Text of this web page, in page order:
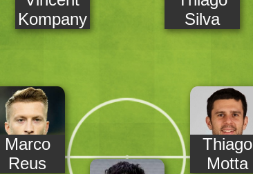
Kompany
Silva
Marco
Reus
Thiago
Motta